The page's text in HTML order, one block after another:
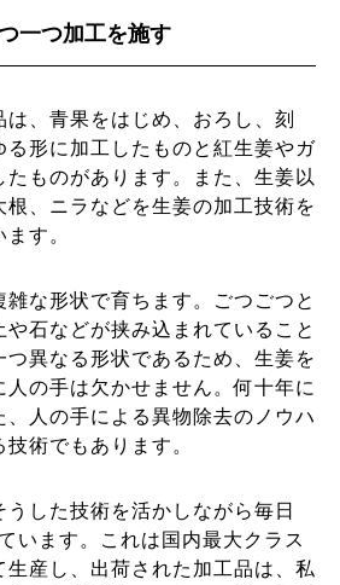
一つ加工を施す
、青果をはじめ、おろし、刻
る形に加工したものと紅生姜やガ
たものがあります。また、生姜以
根、ニラなどを生姜の加工技術を
す。
な形状で育ちます。ごつごつと
や石などが挟み込まれていること
つ異なる形状であるため、生姜を
の手は欠かせません。何十年に
、人の手による異物除去のノウハ
術でもあります。
した技術を活かしながら毎日
います。これは国内最大クラス
生産し、出荷された加工品は、私